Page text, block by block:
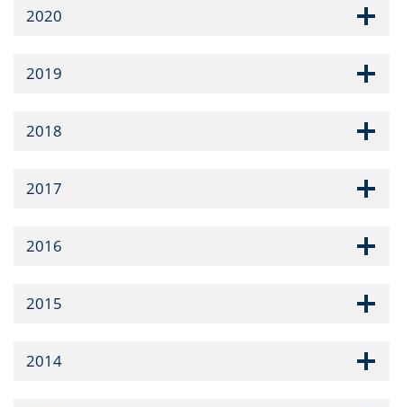
2020
2019
2018
2017
2016
2015
2014